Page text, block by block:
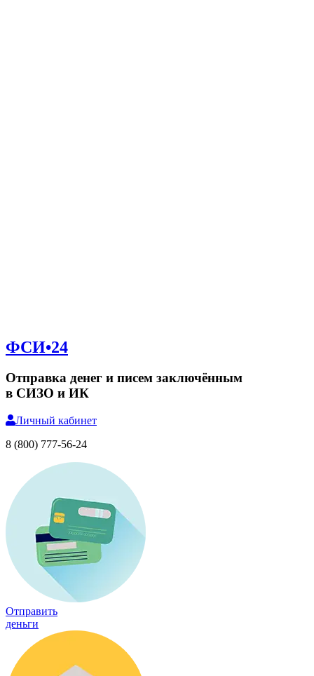
ФСИ•24
Отправка денег и писем заключённым
в СИЗО и ИК
Личный кабинет
8 (800) 777-56-24
Отправить
деньги